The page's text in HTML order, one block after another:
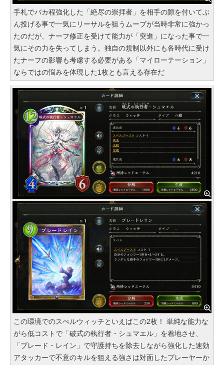
手札でバカ程強化した「絶尽の崇拝者」を相手の隙を付いてぶ
ん投げる事で一気にリーサルを狙うムーブが当時非常に強かっ
たのだが、ナーフ修正を受けて能力が「突進」になった事で一
気にその力を失ってしまう。独自の規制以外にも各時代に受け
たナーフの影響も考慮する必要がある「マイローテーション」
ならではの悩みを体現した1枚とも言える存在だ
この環境でのスぺルウィッチといえばこの2枚！ 単純な能力な
がら低コストで「破式の執行者・シュマエル」を着地させ、
「ブレード・レイン」で守護持ちを除去しながら強化した速効
アタッカーで不意のキルを狙える強さは対面したプレーヤーか